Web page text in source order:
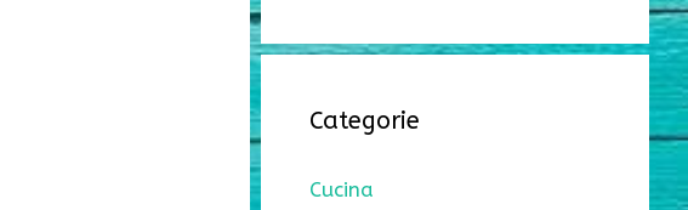
Categorie
Cucina